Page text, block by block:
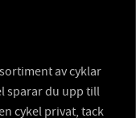
av cyklar
sparar du upp till
cykel privat, tack